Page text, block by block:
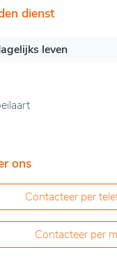
dienst
leven
ons
Contacteer per
Contacteer per